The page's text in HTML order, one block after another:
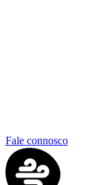
Fale connosco